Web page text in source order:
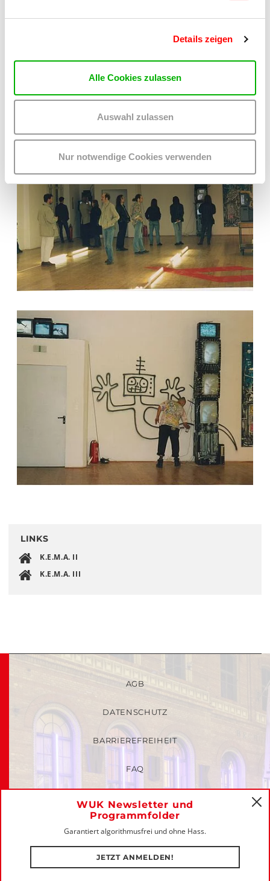
Details zeigen
Alle Cookies zulassen
Auswahl zulassen
Nur notwendige Cookies verwenden
LINKS
K.E.M.A. II
K.E.M.A. III
WUK Newsletter und
Programmfolder
Garantiert algorithmusfrei und ohne Hass.
JETZT ANMELDEN!
AGB
DATENSCHUTZ
BARRIEREFREIHEIT
FAQ
IMPRESSUM